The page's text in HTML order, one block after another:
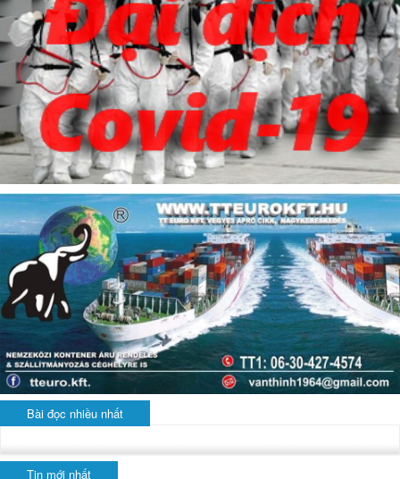
Bài đọc nhiều nhất
Tin mới nhất